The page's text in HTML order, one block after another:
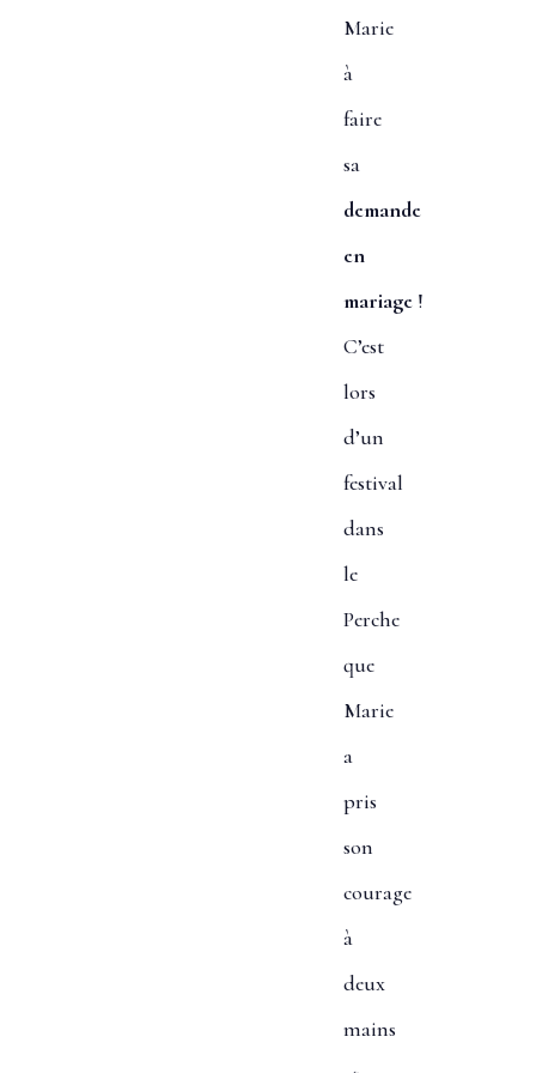
Marie
à
faire
sa
demande
en
mariage!
C’est
lors
d’un
festival
dans
le
Perche
que
Marie
a
pris
son
courage
à
deux
mains